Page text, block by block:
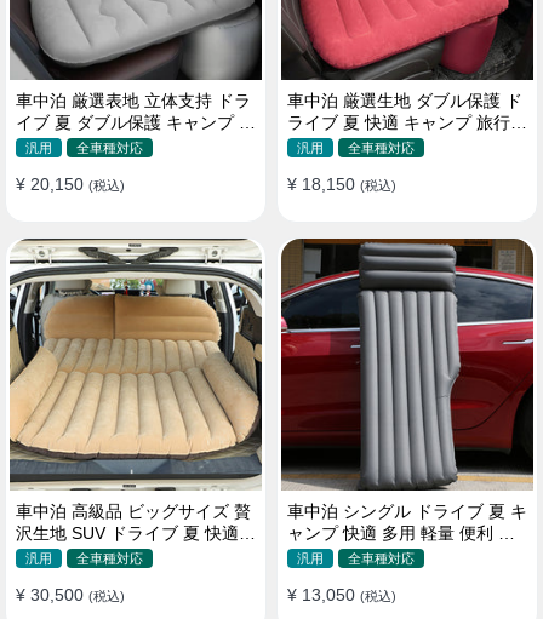
車中泊 厳選表地 立体支持 ドラ
イブ 夏 ダブル保護 キャンプ 旅
行 収納便利 取付簡単 全車種 エ
汎用 全車種対応
¥ 20,150 (税込)
車中泊 厳選生地 ダブル保護 ド
ライブ 夏 快適 キャンプ 旅行
収納便利 全車種 多色 エアーベ
汎用 全車種対応
¥ 18,150 (税込)
車中泊 高級品 ビッグサイズ 贅
沢生地 SUV ドライブ 夏 快適
キャンプ 旅行 収納便利 エアー
汎用 全車種対応
¥ 30,500 (税込)
車中泊 シングル ドライブ 夏 キ
ャンプ 快適 多用 軽量 便利 省
スペース 旅行 エアーベッド
汎用 全車種対応
¥ 13,050 (税込)